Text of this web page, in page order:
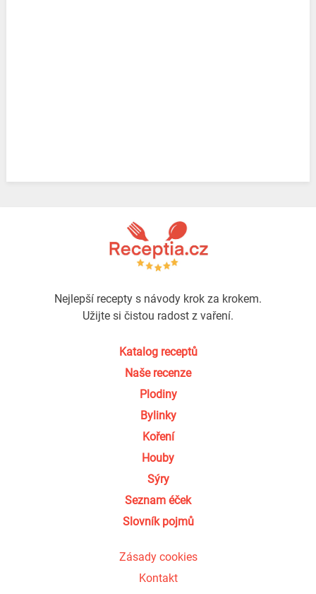
Nejlepší recepty s návody krok za krokem.
Užijte si čistou radost z vaření.
Katalog receptů
Naše recenze
Plodiny
Bylinky
Koření
Houby
Sýry
Seznam éček
Slovník pojmů
Zásady cookies
Kontakt